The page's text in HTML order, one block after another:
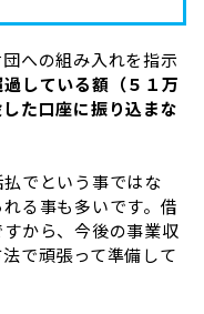
への組み入れを指示
している額（５１万
た口座に振り込まな
でという事ではな
る事も多いです。借
から、今後の事業収
で頑張って準備して